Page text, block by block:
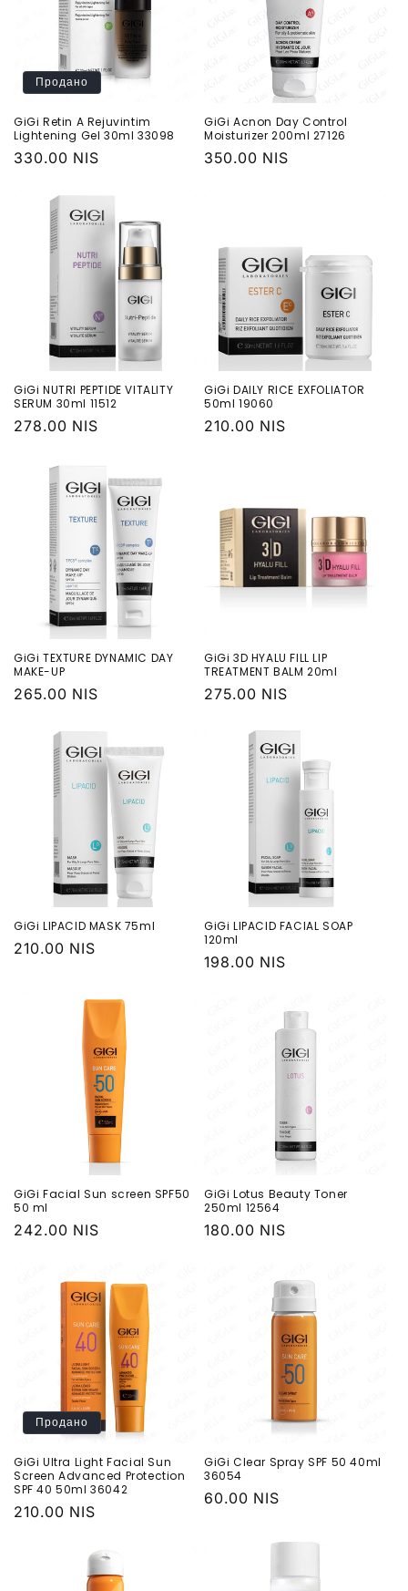
Продано
GiGi Retin A Rejuvintim
Lightening Gel 30ml 33098
Обычная
330.00 NIS
GiGi Acnon Day Control
Moisturizer 200ml 27126
Обычная
350.00 NIS
GiGi NUTRI PEPTIDE VITALITY
SERUM 30ml 11512
Обычная
278.00 NIS
GiGi DAILY RICE EXFOLIATOR
50ml 19060
Обычная
210.00 NIS
GiGi TEXTURE DYNAMIC DAY
MAKE-UP
Обычная
265.00 NIS
GiGi 3D HYALU FILL LIP
TREATMENT BALM 20ml
Обычная
275.00 NIS
GiGi LIPACID MASK 75ml
Обычная
210.00 NIS
GiGi LIPACID FACIAL SOAP
120ml
Обычная
198.00 NIS
GiGi Facial Sun screen SPF50
50 ml
Обычная
242.00 NIS
GiGi Lotus Beauty Toner
250ml 12564
Обычная
180.00 NIS
Продано
GiGi Ultra Light Facial Sun
Screen Advanced Protection
SPF 40 50ml 36042
Обычная
210.00 NIS
GiGi Clear Spray SPF 50 40ml
36054
Обычная
60.00 NIS